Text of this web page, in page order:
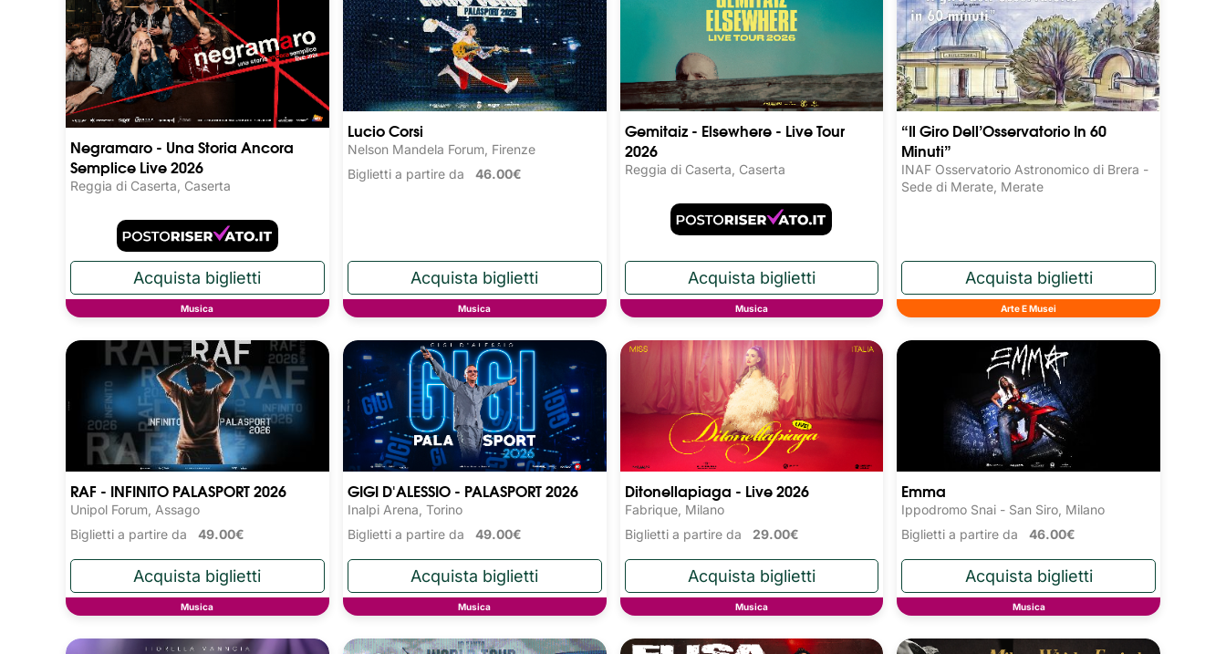
Negramaro - Una Storia Ancora
Semplice Live 2026
Reggia di Caserta, Caserta
Musica
Lucio Corsi
Nelson Mandela Forum, Firenze
Biglietti a partire da 46.00€
Musica
Gemitaiz - Elsewhere - Live Tour
2026
Reggia di Caserta, Caserta
Musica
“Il Giro Dell’Osservatorio In 60
Minuti”
INAF Osservatorio Astronomico di Brera -
Sede di Merate, Merate
Arte E Musei
RAF - INFINITO PALASPORT 2026
Unipol Forum, Assago
Biglietti a partire da 49.00€
Musica
GIGI D'ALESSIO - PALASPORT 2026
Inalpi Arena, Torino
Biglietti a partire da 49.00€
Musica
Ditonellapiaga - Live 2026
Fabrique, Milano
Biglietti a partire da 29.00€
Musica
Emma
Ippodromo Snai - San Siro, Milano
Biglietti a partire da46.00€
Musica